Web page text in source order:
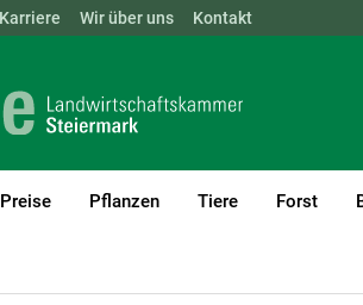
ÖSTERREICH BGLD KTN NÖ
Karriere Wir über uns Kontakt
Pflanzen Tiere Forst